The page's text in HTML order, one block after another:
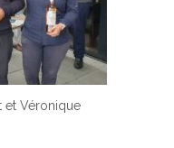
et Véronique